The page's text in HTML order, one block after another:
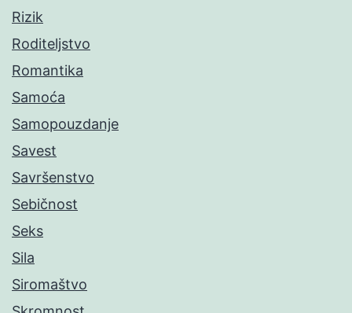
Rizik
Roditeljstvo
Romantika
Samoća
Samopouzdanje
Savest
Savršenstvo
Sebičnost
Seks
Sila
Siromaštvo